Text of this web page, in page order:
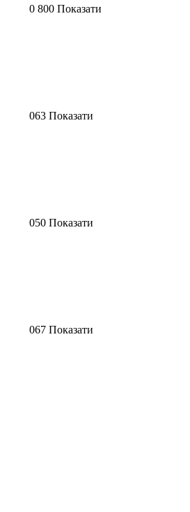
0 800 Показати
063 Показати
050 Показати
067 Показати